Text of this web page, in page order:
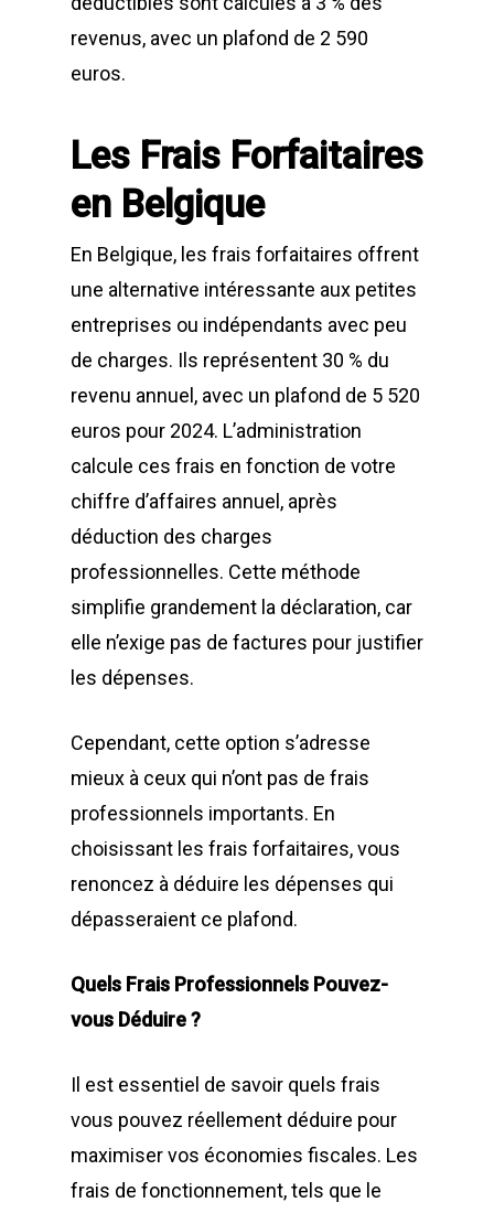
revenus, avec un plafond de 2 590
euros.
Les Frais Forfaitaires
en Belgique
En Belgique, les frais forfaitaires offrent
une alternative intéressante aux petites
entreprises ou indépendants avec peu
de charges. Ils représentent 30 % du
revenu annuel, avec un plafond de 5 520
euros pour 2024. L’administration
calcule ces frais en fonction de votre
chiffre d’affaires annuel, après
déduction des charges
professionnelles. Cette méthode
simplifie grandement la déclaration, car
elle n’exige pas de factures pour justifier
les dépenses.
Cependant, cette option s’adresse
mieux à ceux qui n’ont pas de frais
professionnels importants. En
choisissant les frais forfaitaires, vous
renoncez à déduire les dépenses qui
dépasseraient ce plafond.
Quels Frais Professionnels Pouvez-
vous Déduire ?
Il est essentiel de savoir quels frais
vous pouvez réellement déduire pour
maximiser vos économies fiscales. Les
frais de fonctionnement, tels que le